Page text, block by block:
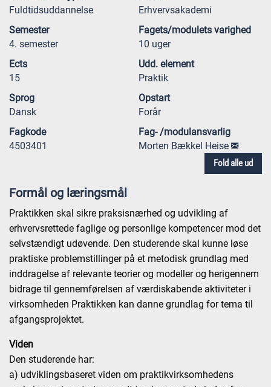
Fuldtidsuddannelse
Erhvervsakademi
Semester
4. semester
Fagets/modulets varighed
10 uger
Ects
15
Udd. element
Praktik
Sprog
Dansk
Opstart
Forår
Fagkode
4503401
Fag- /modulansvarlig
Morten Bækkel Heise
Fold alle ud
Formål og læringsmål
Praktikken skal sikre praksisnærhed og udvikling af
erhvervsrettede faglige og personlige kompetencer mod det
selvstændigt udøvende. Den studerende skal kunne løse
praktiske problemstillinger på et metodisk grundlag med
inddragelse af relevante teorier og modeller og herigennem
bidrage til gennemførelsen af værdiskabende aktiviteter i
virksomheden Praktikken kan danne grundlag for tema til
afgangsprojektet.
Viden
Den studerende har:
a) udviklingsbaseret viden om praktikvirksomhedens